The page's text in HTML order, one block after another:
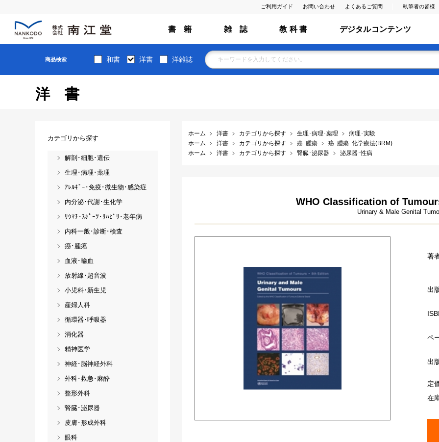
ご利用ガイド お問い合わせ よくあるご質問 執筆者の皆様
書 籍 雑 誌 教 科 書 デジタルコンテンツ
商品検索 和書 洋書 洋雑誌
洋書
ホーム 洋書 カテゴリから探す 生理･病理･薬理
病理･実験
ホーム
洋書 カテゴリから探す 癌･腫瘍
癌･腫瘍･化学療法(BRM)
ホーム
洋書 カテゴリから探す 腎臓･泌尿器 泌尿器･性病
WHO Classification of
Urinary & Male Genital
著
出
ペ
出
在
定
カテゴリから探す
解剖･細胞･遺伝
生理･病理･薬理
ｱﾚﾙｷﾞｰ･免疫･微生物･感染症
内分泌･代謝･生化学
ﾘｳﾏﾁ･ｽﾎﾟｰﾂ･ﾘﾊﾋﾞﾘ･老年病
内科一般･診断･検査
癌･腫瘍
血液･輸血
放射線･超音波
小児科･新生児
産婦人科
循環器･呼吸器
消化器
精神医学
神経･脳神経外科
外科･救急･麻酔
整形外科
腎臓･泌尿器
皮膚･形成外科
眼科